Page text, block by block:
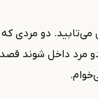
دو مردی که
مرد داخل شوند